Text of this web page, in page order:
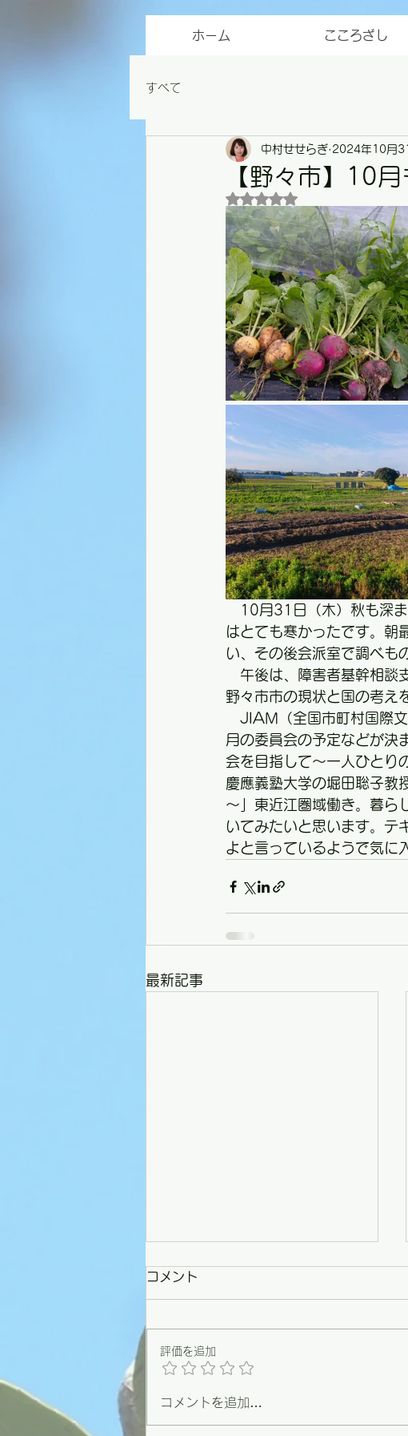
ホーム こころざし
すべて
【野々市】10
中村せせらぎ 2024年10月
5つ星のうちNaNと評価され
10月31日（木）秋も深ま
はとても寒かったです。朝
い、その後会派室で調べも
午後は、障害者基幹相談
野々市市の現状と国の考え
JIAM（全国市町村国際文
月の委員会の予定などが決
会を目指して～一人ひとり
慶應義塾大学の堀田聡子教
～」東近江圏域働き。暮ら
いてみたいと思います。テ
よと言っているようで気に
最新記事
【野々市】条例づくりの原点
コメント
評価を追加
コメントを追加…